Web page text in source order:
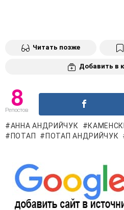
Читать позже
Добавить в
8
Репостов
АННА АНДРИЙЧУК
ПОТАП
ПОТАП АНДРИЙЧУК